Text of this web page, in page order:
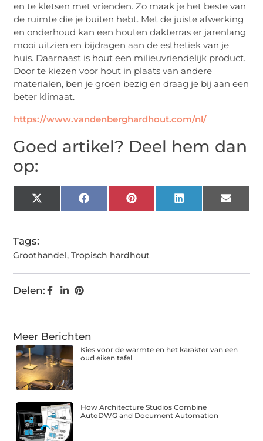
en te kletsen met vrienden. Zo maak je het beste van
de ruimte die je buiten hebt. Met de juiste afwerking
en onderhoud kan een houten dakterras er jarenlang
mooi uitzien en bijdragen aan de esthetiek van je
huis. Daarnaast is hout een milieuvriendelijk product.
Door te kiezen voor hout in plaats van andere
materialen, ben je groen bezig en draag je bij aan een
beter klimaat.
https://www.vandenberghardhout.com/nl/
Goed artikel? Deel hem dan
op:
X
(Twitter)
FacebookPinterestLinkedIn Email
Tags:
Groothandel,Tropisch hardhout
Delen:
Meer Berichten
Kies voor de warmte en het karakter van een
oud eiken tafel
How Architecture Studios Combine
AutoDWG and Document Automation